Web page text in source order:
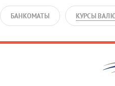
БАНКОМАТЫ КУРСЫ